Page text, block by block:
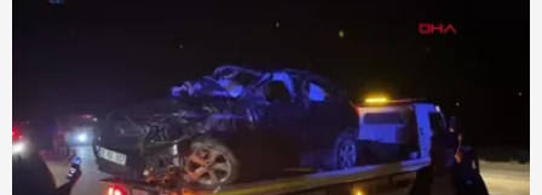
6698 sayılı Kişisel Verilerin Korunması Kanunu uyarınca
hazırlanmış Aydınlatma Metnimizi okumak ve sitemizde
ilgili mevzuata uygun olarak kullanılan çerezlerle ilgili bilgi
almak için lütfentıklayınız .